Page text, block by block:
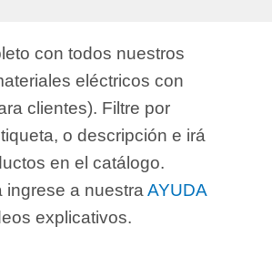
con todos nuestros
eléctricos con
clientes). Filtre por
o descripción e irá
en el catálogo.
ingrese a nuestra AYUDA
explicativos.